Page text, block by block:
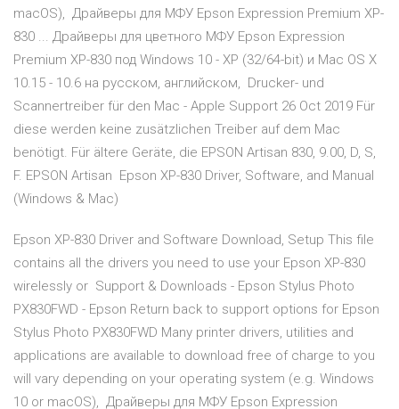
macOS), Драйверы для МФУ Epson Expression Premium XP-
830 ... Драйверы для цветного МФУ Epson Expression
Premium XP-830 под Windows 10 - XP (32/64-bit) и Mac OS X
10.15 - 10.6 на русском, английском, Drucker- und
Scannertreiber für den Mac - Apple Support 26 Oct 2019 Für
diese werden keine zusätzlichen Treiber auf dem Mac
benötigt. Für ältere Geräte, die EPSON Artisan 830, 9.00, D, S,
F. EPSON Artisan Epson XP-830 Driver, Software, and Manual
(Windows & Mac)
Epson XP-830 Driver and Software Download, Setup This file
contains all the drivers you need to use your Epson XP-830
wirelessly or Support & Downloads - Epson Stylus Photo
PX830FWD - Epson Return back to support options for Epson
Stylus Photo PX830FWD Many printer drivers, utilities and
applications are available to download free of charge to you
will vary depending on your operating system (e.g. Windows
10 or macOS), Драйверы для МФУ Epson Expression